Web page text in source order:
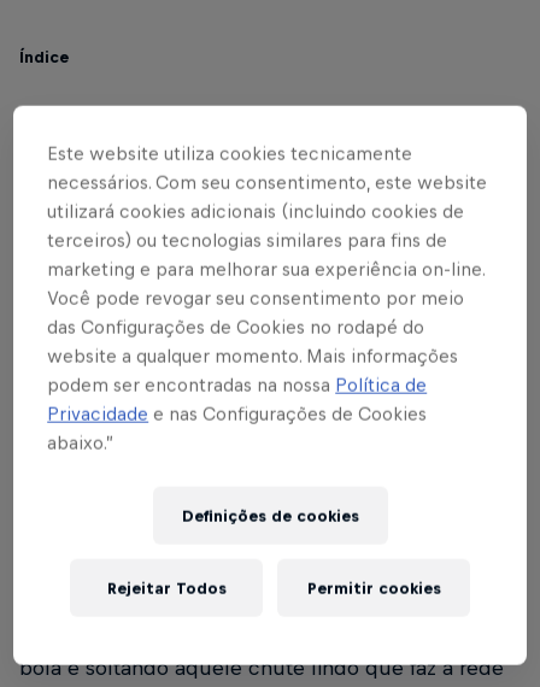
Índice
Como posso melhorar meu chute no futebol?
Como treinar o chute em movimento sem
perder a técnica?
Dicas de treino pra ficar monstro
Como fortalecer o músculo do chute?
Com que frequência devo treinar para melhorar
bola e soltando aquele chute lindo que faz a rede
Este website utiliza cookies tecnicamente
necessários. Com seu consentimento, este website
utilizará cookies adicionais (incluindo cookies de
terceiros) ou tecnologias similares para fins de
marketing e para melhorar sua experiência on-line.
Você pode revogar seu consentimento por meio
das Configurações de Cookies no rodapé do
website a qualquer momento. Mais informações
podem ser encontradas na nossa Política de
Privacidade e nas Configurações de Cookies
abaixo.”
Definições de cookies
Rejeitar Todos Permitir cookies